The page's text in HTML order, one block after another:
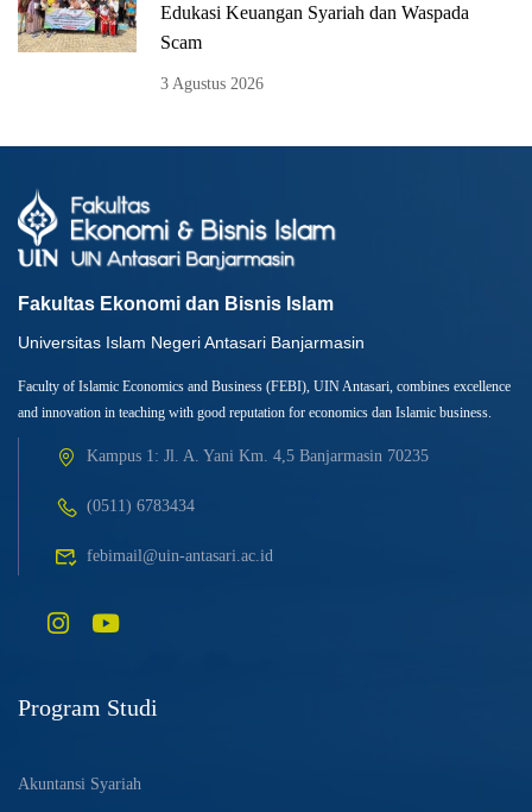
Edukasi Keuangan Syariah dan Waspada
Scam
3 Agustus 2026
Fakultas Ekonomi dan Bisnis Islam
Universitas Islam Negeri Antasari Banjarmasin
Faculty of Islamic Economics and Business (FEBI), UIN Antasari, combines excellence
and innovation in teaching with good reputation for economics dan Islamic business.
Kampus 1: Jl. A. Yani Km. 4,5 Banjarmasin 70235
(0511) 6783434
febimail@uin-antasari.ac.id
Program Studi
Akuntansi Syariah